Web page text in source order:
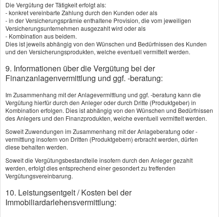
kann.
Und das ist problematisch: Die Inflation nagt
über die Jahre an der Kaufkraft des
Vermögens. Wer sich also allein auf
garantierte Zinsen verlässt, könnte im Alter
weniger für sein Erspartes bekommen als
Moderne Alternativen bieten höhere
Renditechancen
Stattdessen setzen viele Vorsorgesparer
mittlerweile auf fondsgebundene
Rentenversicherungen. Hier werden die
Beiträge nicht nur klassisch verzinst, sondern
in Investmentfonds investiert. So bieten sie
höhere Ertragschancen, durch die Partizipation
an den Kapitalmärkten. Zudem kann die
Die Vergütung der Tätigkeit erfolgt als:
- konkret vereinbarte Zahlung durch den Kunden oder als
- in der Versicherungsprämie enthaltene Provision, die vom jeweiligen
Versicherungsunternehmen ausgezahlt wird oder als
- Kombination aus beidem.
Dies ist jeweils abhängig von den Wünschen und Bedürfnissen des Kunden
und den Versicherungsprodukten, welche eventuell vermittelt werden.
9. Informationen über die Vergütung bei der
Finanzanlagenvermittlung und ggf. -beratung:
Im Zusammenhang mit der Anlagevermittlung und ggf. -beratung kann die
Vergütung hierfür durch den Anleger oder durch Dritte (Produktgeber) in
Kombination erfolgen. Dies ist abhängig von den Wünschen und Bedürfnissen
des Anlegers und den Finanzprodukten, welche eventuell vermittelt werden.
Soweit Zuwendungen im Zusammenhang mit der Anlageberatung oder -
vermittlung insofern von Dritten (Produktgebern) erbracht werden, dürfen
diese behalten werden.
Soweit die Vergütungsbestandteile insofern durch den Anleger gezahlt
werden, erfolgt dies entsprechend einer gesondert zu treffenden
Vergütungsvereinbarung.
10. Leistungsentgelt / Kosten bei der
Immobiliardarlehensvermittlung: